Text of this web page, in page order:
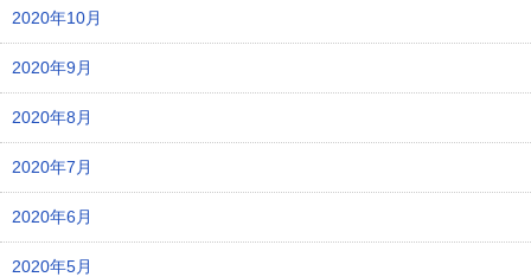
2020年10月
2020年9月
2020年8月
2020年7月
2020年6月
2020年5月